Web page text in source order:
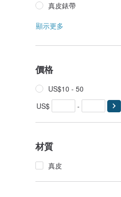
真皮錶帶
顯示更多
價格
US$10 - 50
US$
-
材質
真皮